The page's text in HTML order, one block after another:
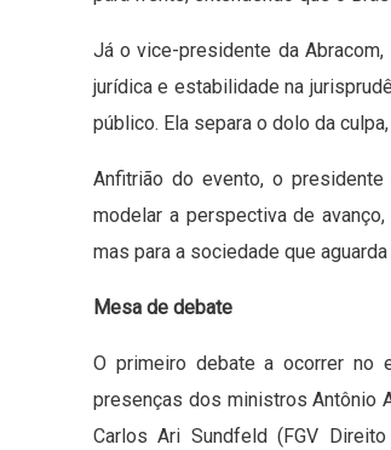
Já o vice-presidente da
jurídica e estabilidade na
público. Ela separa o dolo da
Anfitrião do evento, o presidente
modelar a perspectiva de
mas para a sociedade que
Mesa de debate
O primeiro debate a ocorrer no
presenças dos ministros Antônio
Carlos Ari Sundfeld (FGV